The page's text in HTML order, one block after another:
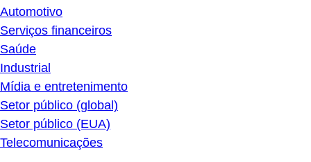
Automotivo
Serviços financeiros
Saúde
Industrial
Mídia e entretenimento
Setor público (global)
Setor público (EUA)
Telecomunicações